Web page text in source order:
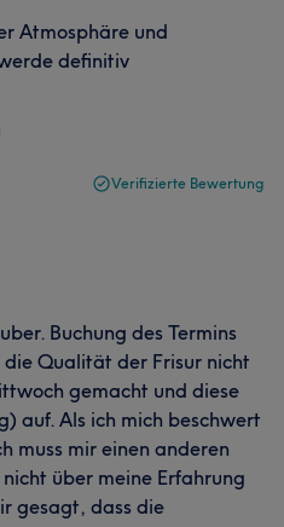
Atmosphäre und
definitiv
Verifizierte Bewertung
Buchung des Termins
Qualität der Frisur nicht
gemacht und diese
auf. Als ich mich beschwert
muss mir einen anderen
über meine Erfahrung
gesagt, dass die